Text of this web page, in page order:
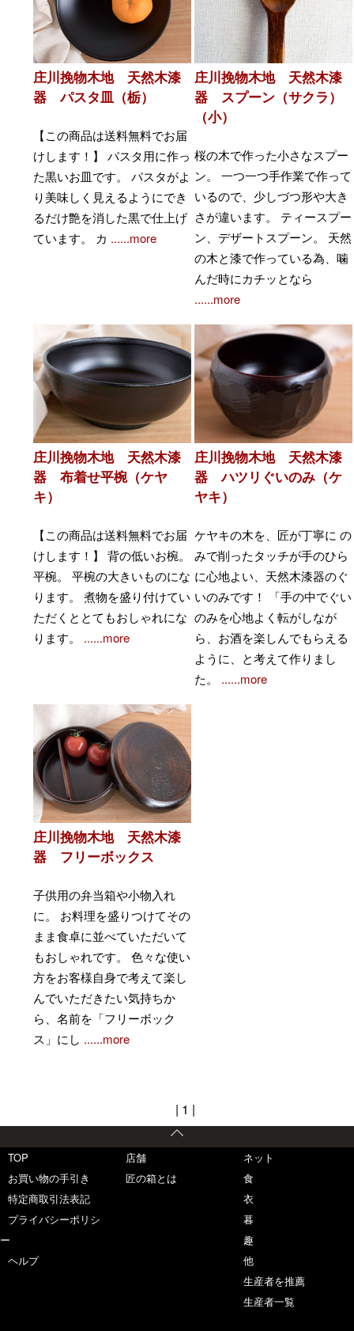
庄川挽物木地 天然木漆
器 パスタ皿（栃）
【この商品は送料無料でお届
けします！】 パスタ用に作っ
た黒いお皿です。 パスタがよ
り美味しく見えるようにでき
るだけ艶を消した黒で仕上げ
ています。 カ ......more
庄川挽物木地 天然木漆
器 スプーン（サクラ）
（小）
桜の木で作った小さなスプー
ン。 一つ一つ手作業で作って
いるので、少しづつ形や大き
さが違います。 ティースプー
ン、デザートスプーン。 天然
の木と漆で作っている為、噛
んだ時にカチッとなら
......more
庄川挽物木地 天然木漆
器 布着せ平椀（ケヤ
キ）
【この商品は送料無料でお届
けします！】 背の低いお椀。
平椀。 平椀の大きいものにな
ります。 煮物を盛り付けてい
ただくととてもおしゃれにな
ります。 ......more
庄川挽物木地 天然木漆
器 ハツリぐいのみ（ケ
ヤキ）
ケヤキの木を、匠が丁寧に の
みで削ったタッチが手のひら
に心地よい、天然木漆器のぐ
いのみです！ 「手の中でぐい
のみを心地よく転がしなが
ら、お酒を楽しんでもらえる
ように、と考えて作りまし
た。 ......more
庄川挽物木地 天然木漆
器 フリーボックス
子供用の弁当箱や小物入れ
に。 お料理を盛りつけてその
まま食卓に並べていただいて
もおしゃれです。 色々な使い
方をお客様自身で考えて楽し
んでいただきたい気持ちか
ら、名前を「フリーボック
ス」にし ......more
| 1 |
TOP
お買い物の手引き
特定商取引法表記
プライバシーポリシ
ー
ヘルプ
店舗
匠の箱とは
ネット
食
衣
暮
趣
他
生産者を推薦
生産者一覧